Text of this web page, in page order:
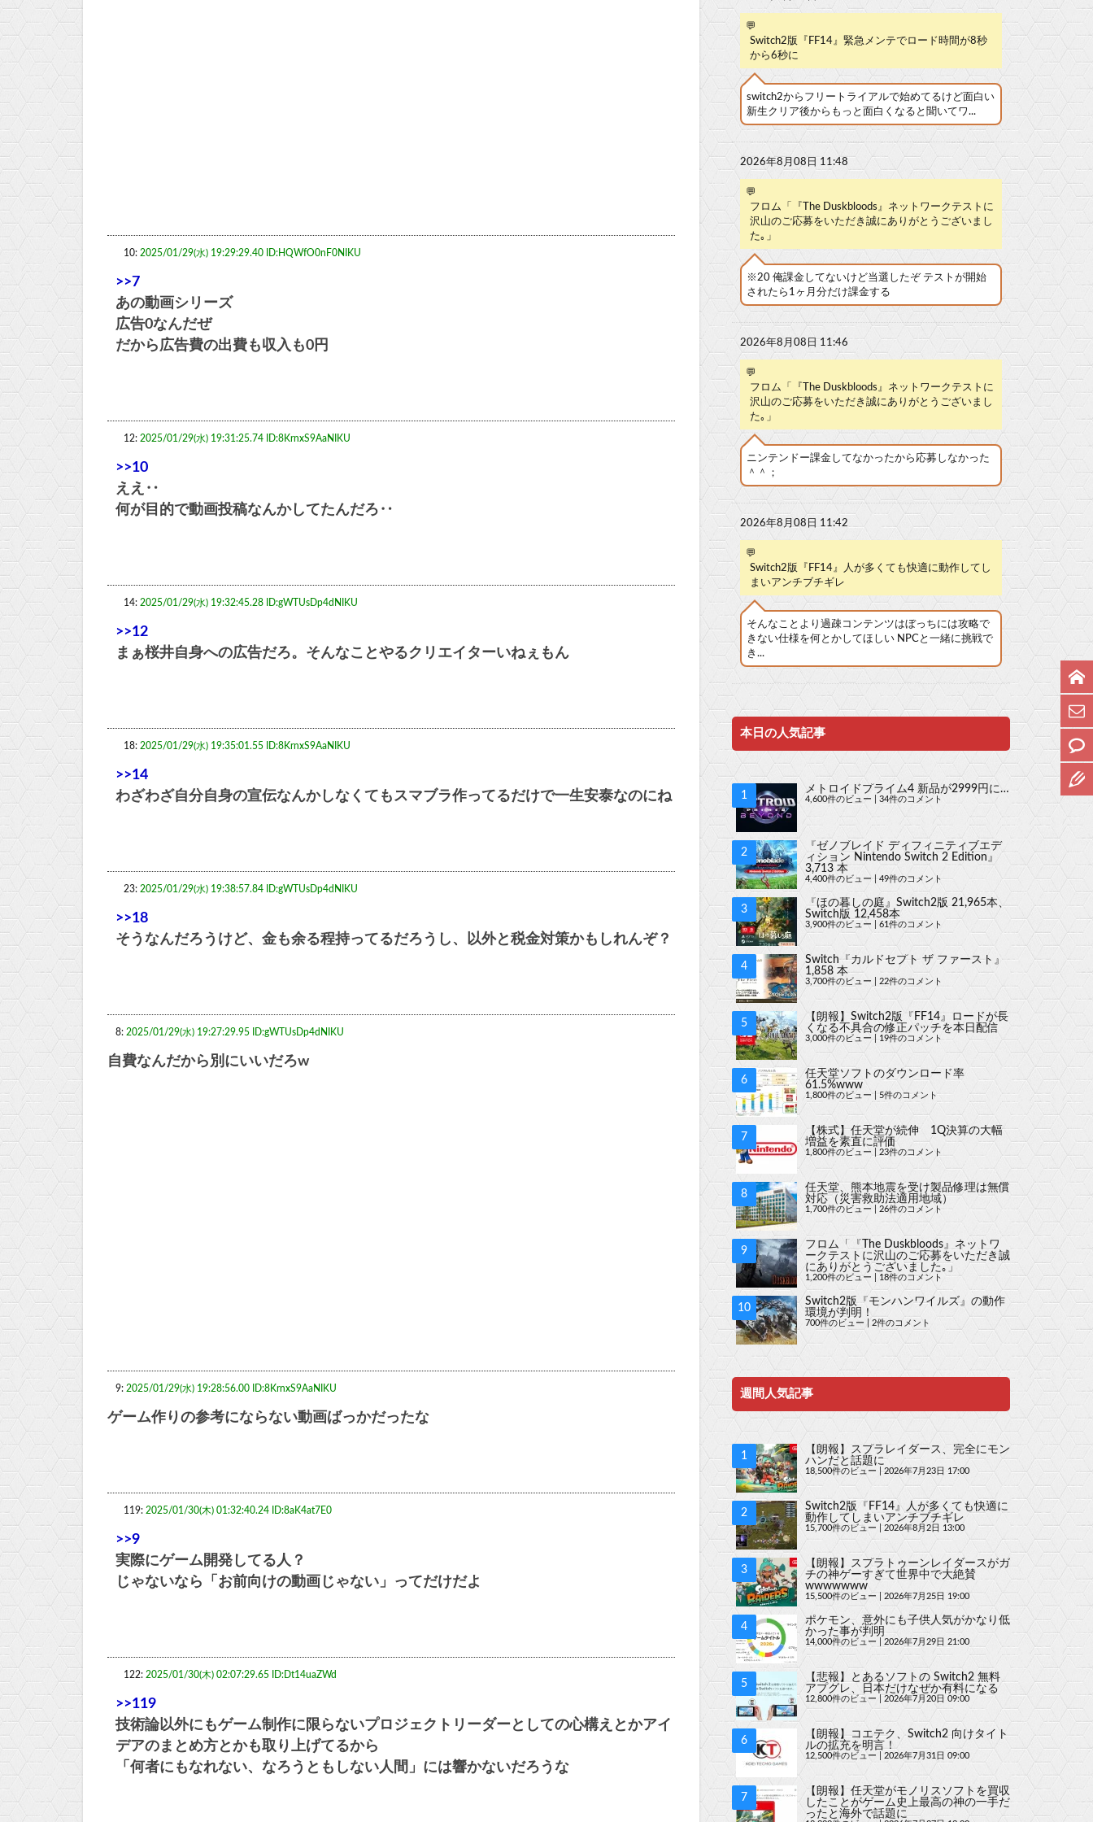
10: 2025/01/29(水) 19:29:29.40 ID:HQWfO0nF0NIKU
>>7
あの動画シリーズ
広告0なんだぜ
だから広告費の出費も収入も0円
12: 2025/01/29(水) 19:31:25.74 ID:8KrnxS9AaNIKU
>>10
ええ‥
何が目的で動画投稿なんかしてたんだろ‥
14: 2025/01/29(水) 19:32:45.28 ID:gWTUsDp4dNIKU
>>12
まぁ桜井自身への広告だろ。そんなことやるクリエイターいねぇもん
18: 2025/01/29(水) 19:35:01.55 ID:8KrnxS9AaNIKU
>>14
わざわざ自分自身の宣伝なんかしなくてもスマブラ作ってるだけで一生安泰なのにね
23: 2025/01/29(水) 19:38:57.84 ID:gWTUsDp4dNIKU
>>18
そうなんだろうけど、金も余る程持ってるだろうし、以外と税金対策かもしれんぞ？
8: 2025/01/29(水) 19:27:29.95 ID:gWTUsDp4dNIKU
自費なんだから別にいいだろw
9: 2025/01/29(水) 19:28:56.00 ID:8KrnxS9AaNIKU
ゲーム作りの参考にならない動画ばっかだったな
119: 2025/01/30(木) 01:32:40.24 ID:8aK4at7E0
>>9
実際にゲーム開発してる人？
じゃないなら「お前向けの動画じゃない」ってだけだよ
122: 2025/01/30(木) 02:07:29.65 ID:Dt14uaZWd
>>119
技術論以外にもゲーム制作に限らないプロジェクトリーダーとしての心構えとかアイ
デアのまとめ方とかも取り上げてるから
「何者にもなれない、なろうともしない人間」には響かないだろうな
💬
Switch2版『FF14』緊急メンテでロード時間が8秒
から6秒に
switch2からフリートライアルで始めてるけど面白い
新生クリア後からもっと面白くなると聞いてワ...
2026年8月08日 11:48
💬
フロム「『The Duskbloods』ネットワークテストに
沢山のご応募をいただき誠にありがとうございまし
た｡」
※20 俺課金してないけど当選したぞ テストが開始
されたら1ヶ月分だけ課金する
2026年8月08日 11:46
💬
フロム「『The Duskbloods』ネットワークテストに
沢山のご応募をいただき誠にありがとうございまし
た｡」
ニンテンドー課金してなかったから応募しなかった
＾＾；
2026年8月08日 11:42
💬
Switch2版『FF14』人が多くても快適に動作してし
まいアンチブチギレ
そんなことより過疎コンテンツはぼっちには攻略で
きない仕様を何とかしてほしい NPCと一緒に挑戦で
き...
本日の人気記事
メトロイドプライム4 新品が2999円に…
4,600件のビュー 34件のコメント
『ゼノブレイド ディフィニティブエデ
ィション Nintendo Switch 2 Edition』
3,713 本
4,400件のビュー|49件のコメント
『ほの暮しの庭』Switch2版 21,965本、
Switch版 12,458本
3,900件のビュー 61件のコメント
Switch『カルドセプト ザ ファースト』
1,858 本
3,700件のビュー 22件のコメント
【朗報】Switch2版『FF14』ロードが長
くなる不具合の修正パッチを本日配信
3,000件のビュー 19件のコメント
任天堂ソフトのダウンロード率
61.5%www
1,800件のビュー 5件のコメント
【株式】任天堂が続伸 1Q決算の大幅
増益を素直に評価
1,800件のビュー 23件のコメント
任天堂、熊本地震を受け製品修理は無償
対応（災害救助法適用地域）
1,700件のビュー | 26件のコメント
フロム「『The Duskbloods』ネットワ
ークテストに沢山のご応募をいただき誠
にありがとうございました｡」
1,200件のビュー 18件のコメント
Switch2版『モンハンワイルズ』の動作
環境が判明！
700件のビュー 2件のコメント
週間人気記事
【朗報】スプラレイダース、完全にモン
ハンだと話題に
18,500件のビュー |2026年7月23日 17:00
Switch2版『FF14』人が多くても快適に
動作してしまいアンチブチギレ
15,700件のビュー |2026年8月2日 13:00
【朗報】スプラトゥーンレイダースがガ
チの神ゲーすぎて世界中で大絶賛
wwwwwww
15,500件のビュー|2026年7月25日 19:00
ポケモン、意外にも子供人気がかなり低
かった事が判明
14,000件のビュー 2026年7月29日 21:00
【悲報】とあるソフトの Switch2 無料
アプグレ、日本だけなぜか有料になる
12,800件のビュー 2026年7月20日 09:00
【朗報】コエテク、Switch2 向けタイト
ルの拡充を明言！
12,500件のビュー 2026年7月31日 09:00
【朗報】任天堂がモノリスソフトを買収
したことがゲーム史上最高の神の一手だ
ったと海外で話題に